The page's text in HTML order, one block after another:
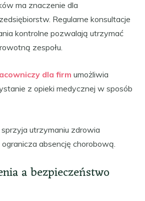
ma znaczenie dla
Regularne konsultacje
kontrolne pozwalają utrzymać
zespołu.
dla firm umożliwia
z opieki medycznej w sposób
utrzymaniu zdrowia
absencję chorobową.
a bezpieczeństwo